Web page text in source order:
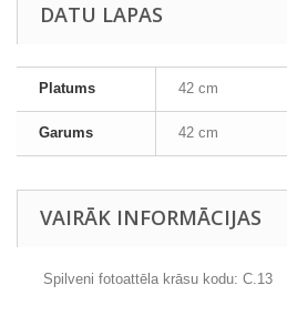
DATU LAPAS
Platums 42 cm
Garums 42 cm
VAIRĀK INFORMĀCIJAS
Spilveni fotoattēla krāsu kodu: C.13